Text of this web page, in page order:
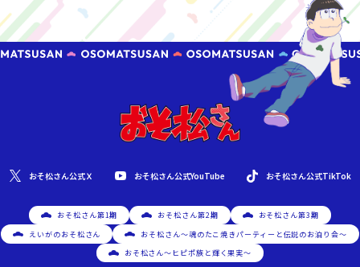
おそ松さん公式Ｘ おそ松さん公式YouTube おそ松さん公式TikTok
おそ松さん第1期 おそ松さん第2期
おそ松さん第3期
えいがのおそ松さん
おそ松さん～魂のたこ焼きパーティーと伝説のお泊り会～
おそ松さん～ヒピポ族と輝く果実～